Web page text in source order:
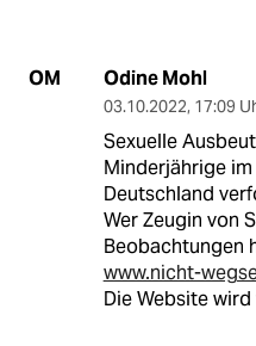
OM Odine Mohl
03.10.2022, 17:09
Sexuelle
Minderjährige
Deutschland
Wer Zeugin von
Beobachtungen
www.nicht-
Die Website